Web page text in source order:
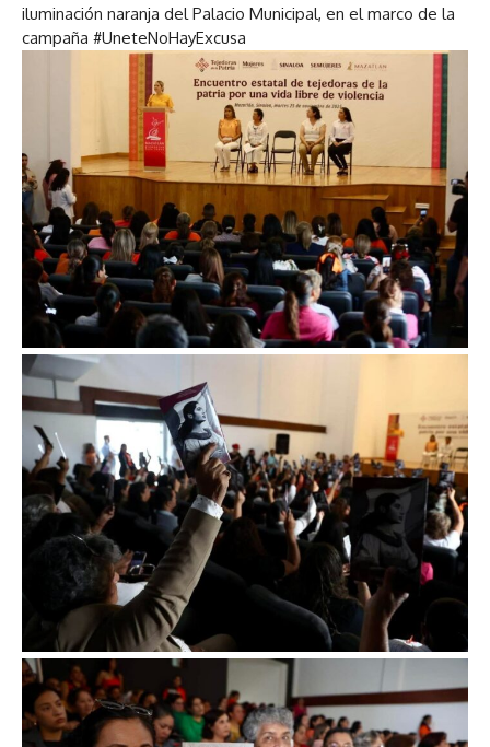
iluminación naranja del Palacio Municipal, en el marco de la
campaña #UneteNoHayExcusa